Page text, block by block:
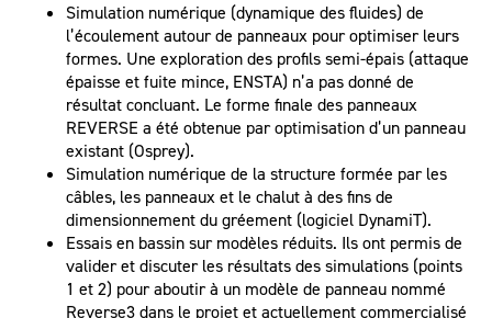
Simulation numérique (dynamique des fluides) de
l’écoulement autour de panneaux pour optimiser leurs
formes. Une exploration des profils semi-épais (attaque
épaisse et fuite mince, ENSTA) n’a pas donné de
résultat concluant. Le forme finale des panneaux
REVERSE a été obtenue par optimisation d’un panneau
existant (Osprey).
Simulation numérique de la structure formée par les
câbles, les panneaux et le chalut à des fins de
dimensionnement du gréement (logiciel DynamiT).
Essais en bassin sur modèles réduits. Ils ont permis de
valider et discuter les résultats des simulations (points
1 et 2) pour aboutir à un modèle de panneau nommé
Reverse3 dans le projet et actuellement commercialisé